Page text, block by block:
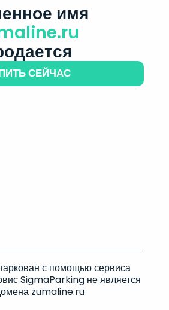
имя
СЕЙЧАС
с помощью сервиса
SigmaParking не является
zumaline.ru